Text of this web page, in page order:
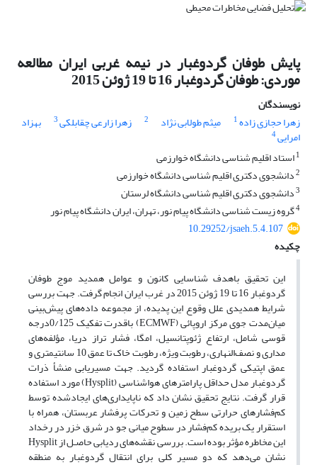
پایش طوفان گردوغبار در نیمه غربی ایران مطالعه
موردی: طوفان گردوغبار 16 تا 19 ژوئن 2015
نویسندگان
زهرا حجازی زاده1 میثم طولابی نژاد 2 زهرا زارعی چقابلکی3 بهزاد
امرایی4
1استاد اقلیم شناسی دانشگاه خوارزمی
2دانشجوی دکتری اقلیم شناسی دانشگاه خوارزمی
3دانشجوی دکتری اقلیم شناسی دانشگاه لرستان
4گروه زیست شناسی دانشگاه پیام نور، تهران، ایران دانشگاه پیام نور
10.29252/jsaeh.5.4.107
چکیده
این تحقیق باهدف شناسایی کانون و عوامل همدید موج طوفان
گردوغبار 16 تا 19 ژوئن 2015 در غرب ایران انجام گرفت. جهت بررسی
شرایط همدیدی علل وقوع این پدیده، از مجموعه داده‌های پیش‌بینی
میان‌مدت جوی مرکز اروپائی (ECMWF ) باقدرت تفکیک 0/125درجه
قوسی شامل، ارتفاع ژئوپتانسیل، امگا، فشار تراز دریا، مؤلفه‌های
مداری و نصف‌النهاری، رطوبت ویژه، رطوبت خاک تا عمق 10 سانتی­متری و
عمق اپتیکی گردوغبار استفاده گردید. جهت مسیریابی منشأ ذرات
گردوغبار مدل حداقل پارامترهای هواشناسی (Hysplit) مورد استفاده
قرار گرفت. نتایج تحقیق نشان داد که ناپایداری‌های ایجادشده توسط
کم‌فشارهای حرارتی سطح زمین و تحرکات پرفشار عربستان، همراه با
استقرار یک بریده کم‌فشار در سطوح میانی جو در شرق خزر در رخداد
این مخاطره مؤثر بوده است. بررسی نقشه‌های ردیابی حاصـل ازHysplit
نشان میدهد که دو مسیر کلی برای انتقال گردوغبار به منطقه